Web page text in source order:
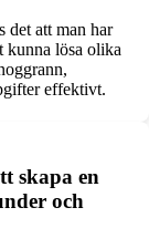
det att man har
kunna lösa olika
effektivt.
skapa en
och